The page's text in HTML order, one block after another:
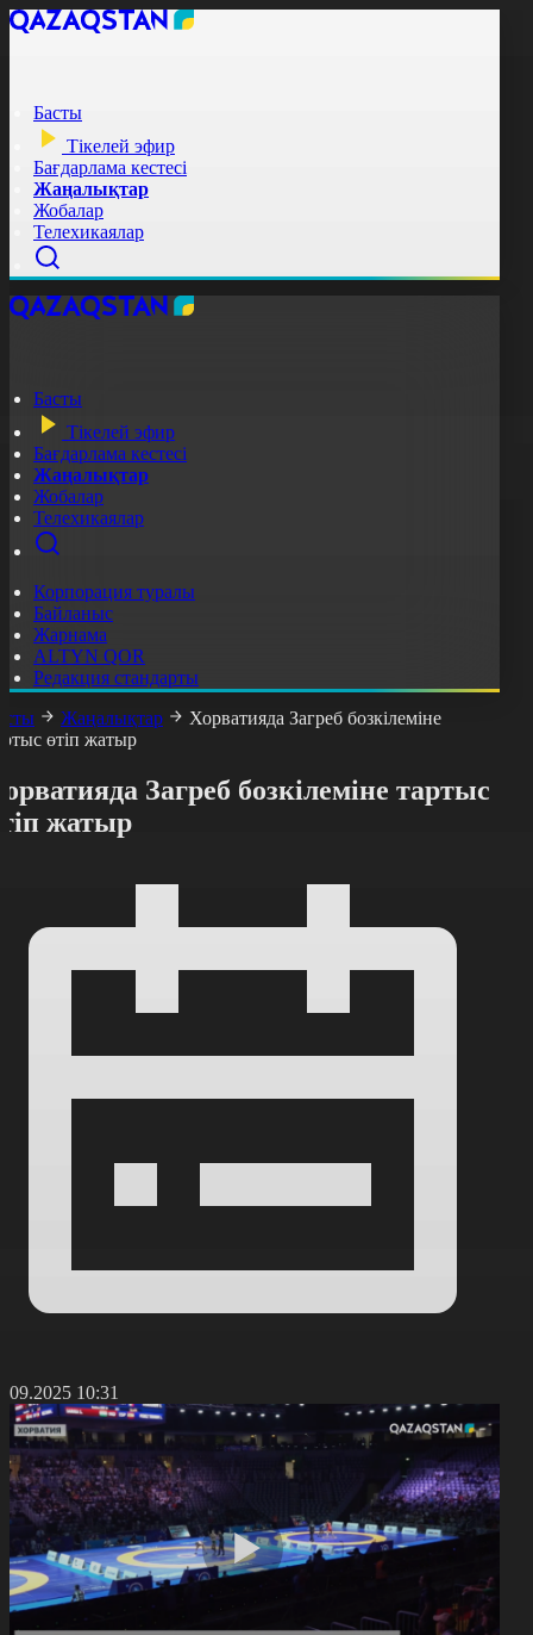
Басты
Тікелей эфир
Бағдарлама кестесі
Жаңалықтар
Жобалар
Телехикаялар
Басты
Тікелей эфир
Бағдарлама кестесі
Жаңалықтар
Жобалар
Телехикаялар
Корпорация туралы
Байланыс
Жарнама
ALTYN QOR
Редакция стандарты
Жаңалықтар
Хорватияда Загреб бозкілеміне
өтіп жатыр
Загреб бозкілеміне тартыс
жатыр
10:31